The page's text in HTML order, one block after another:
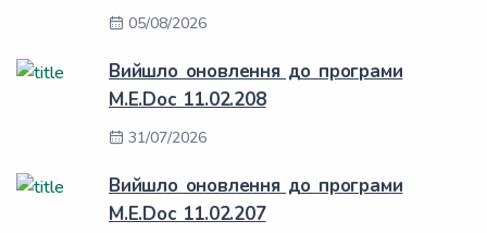
05/08/2026
Вийшло оновлення до програми
M.E.Doc 11.02.208
31/07/2026
Вийшло оновлення до програми
M.E.Doc 11.02.207